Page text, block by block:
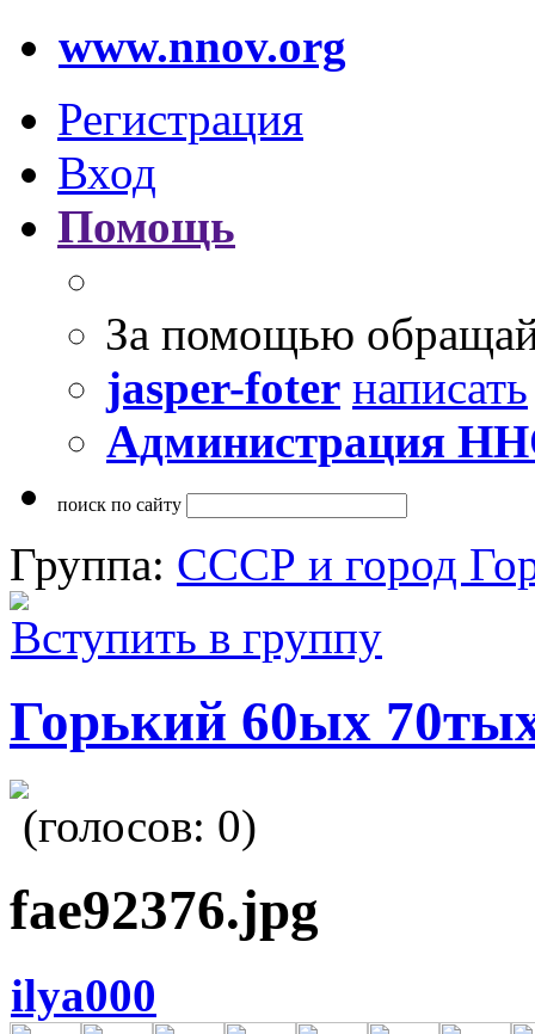
www.nnov.org
Регистрация
Вход
Помощь
За помощью
jasper-foter написать
Администрация
поиск по сайту
Группа: СССР и город
Вступить в группу
Горький 60ых
(голосов: 0)
fae92376.jpg
ilya000